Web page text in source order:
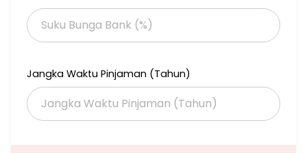
Jangka Waktu Pinjaman (Tahun)